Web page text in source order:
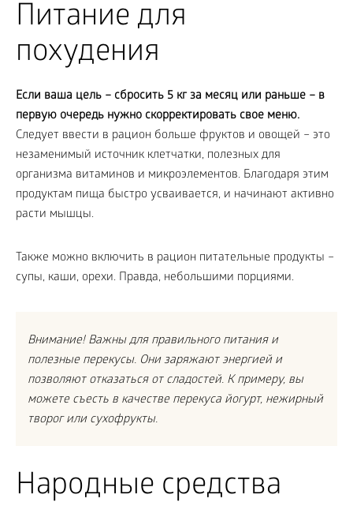
Питание для
похудения
Если ваша цель – сбросить 5 кг за месяц или раньше – в
первую очередь нужно скорректировать свое меню.
Следует ввести в рацион больше фруктов и овощей – это
незаменимый источник клетчатки, полезных для
организма витаминов и микроэлементов. Благодаря этим
продуктам пища быстро усваивается, и начинают активно
расти мышцы.
Также можно включить в рацион питательные продукты –
супы, каши, орехи. Правда, небольшими порциями.
Внимание! Важны для правильного питания и
полезные перекусы. Они заряжают энергией и
позволяют отказаться от сладостей. К примеру, вы
можете съесть в качестве перекуса йогурт, нежирный
творог или сухофрукты.
Народные средства